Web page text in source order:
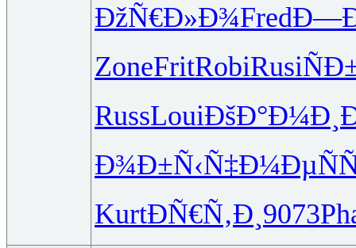
ÐžÑ€Ð»Ð¾Fred
ZoneFritRobiRusi
RussLouiÐšÐ°Ð¼Ð¸
Ð¾Ð±Ñ‹Ñ‡
KurtÐÑ€Ñ‚Ð¸ 9073